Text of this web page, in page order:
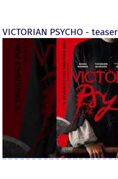
VICTORIAN PSYCHO - teaser